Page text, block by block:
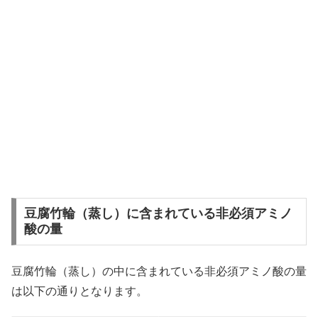
豆腐竹輪（蒸し）に含まれている非必須アミノ
酸の量
豆腐竹輪（蒸し）の中に含まれている非必須アミノ酸の量
は以下の通りとなります。